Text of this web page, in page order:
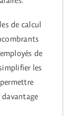
de calcul
de
les
davantage